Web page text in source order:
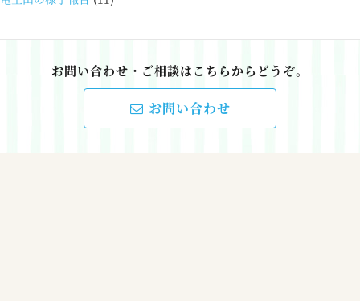
お問い合わせ・ご相談はこちらからどうぞ。
お問い合わせ